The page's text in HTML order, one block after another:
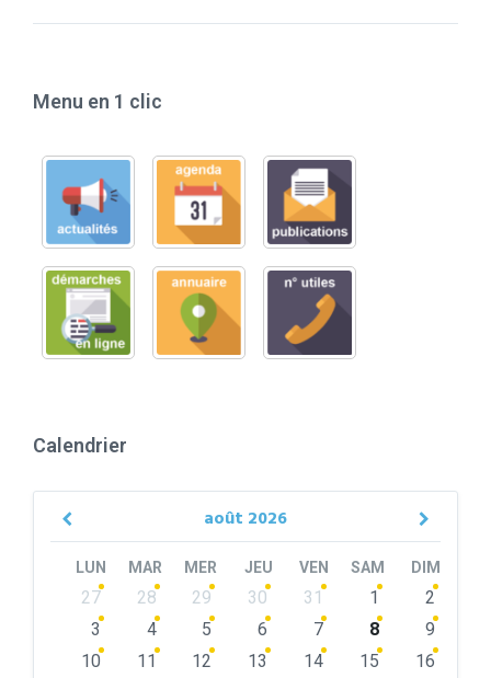
Menu en 1 clic
Calendrier
août 2026
Previous
LUN MAR MER JEU VEN SAM DIM
Skip
calendar
27 28 29 30 31 1
2
3
4 5 6 7 8
9
10
11 12 13 14 15
16